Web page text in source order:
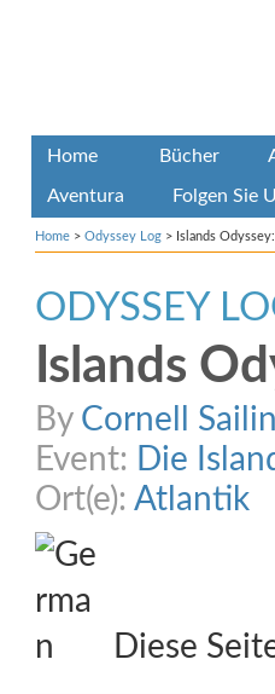
Home Bücher
Aventura Folgen Sie
Home > Odyssey Log > Islands
ODYSSEY
Islands
By Cornell
Event: Die
Ort(e): Atlantik
Diese